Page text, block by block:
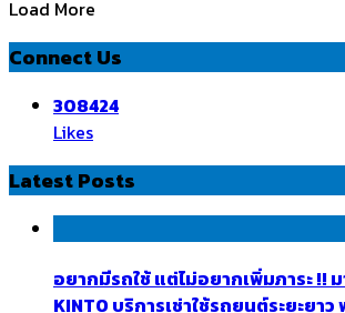
Load More
Connect Us
308424
Likes
Latest Posts
อยากมีรถใช้ แต่ไม่อยากเพิ่มภาระ !!
KINTO บริการเช่าใช้รถยนต์ระยะยา